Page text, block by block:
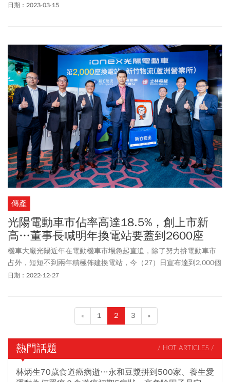
全新油車，宣告光陽重返第一的決心。
日期：2023-03-15
傳產
光陽電動車市佔率高達18.5%，創上市新
高…董事長喊明年換電站要蓋到2600座
機車大廠光陽近年在電動機車市場急起直追，除了努力拚電動車市
占外，短短不到兩年積極佈建換電站，今（27）日宣布達到2,000個
換電站目標。董事長柯勝峯不僅喊出2023年要達到2600座，還要與
日期：2022-12-27
« 1 2 3 »
熱門話題 / HOT ARTICLES /
林炳生70歲食道癌病逝…永和豆漿拼到500家、養生愛